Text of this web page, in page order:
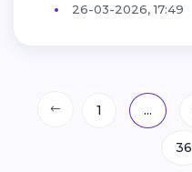
26-03-2026, 17:49
1 ...
36